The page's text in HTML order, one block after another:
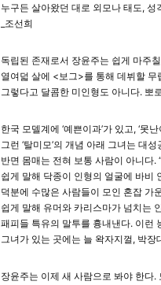
누구든 살아왔던 대로 외모나 태도,
_조선희
독립된 존재로서 장윤주는 쉽게 마주
열여덟 살에 <보그>를 통해 데뷔할
그렇다고 달콤한 미인형도 아니다. 뽀
한국 모델계에 ‘예쁜이과’가 있고, ‘못
그런 ‘탈미모’의 개념 아래 그녀는 대
반면 몸매는 전혀 보통 사람이 아니다
쉽게 말해 닥종이 인형의 얼굴에 바비
덕분에 수많은 사람들이 모인 혼잡 가
쉽게 말해 유머와 카리스마가 넘치는
패피들 특유의 말투를 흉내낸다. 이런
그녀가 있는 곳에는 늘 왁자지껄, 박
장윤주는 이제 새 사람으로 봐야 한다